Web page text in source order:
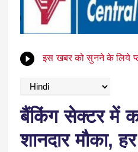
इस खबर को सुनने के लिये
बैंकिंग सेक्टर में
शानदार मौका,